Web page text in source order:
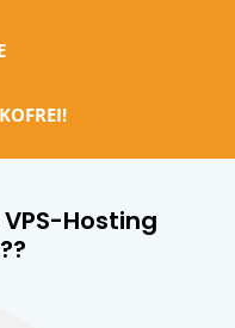
Hosting